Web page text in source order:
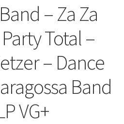
– Za Za
Total –
– Dance
Band
VG+